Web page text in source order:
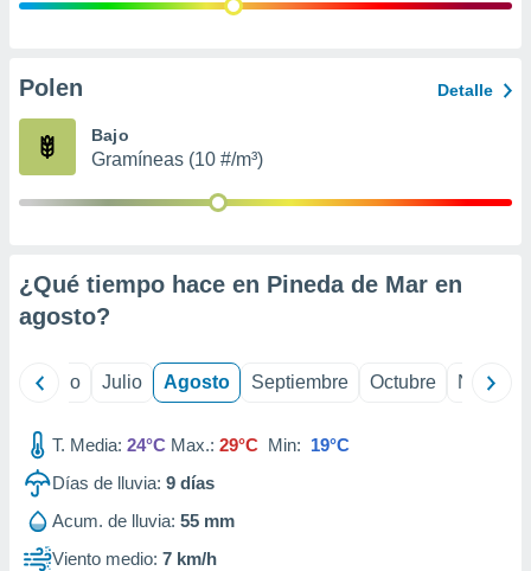
e
publicidad
Polen Detalle
Bajo
Gramíneas (10 #/m³)
¿Qué tiempo hace en Pineda de Mar en
agosto?
Junio Julio Agosto Septiembre Octubre
T. Media: 24°C Max.: 29°C Min: 19°C
Días de lluvia: 9 días
Acum. de lluvia: 55 mm
Viento medio: 7 km/h